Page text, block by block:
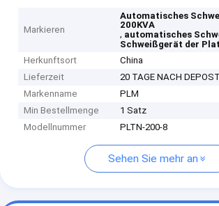
Markieren
Automatisches
200KVA
, automatisches
Schweißgerät der
Herkunftsort
China
Lieferzeit
20 TAGE NACH
Markenname
PLM
Min Bestellmenge
1 Satz
Modellnummer
PLTN-200-8
Sehen Sie mehr an